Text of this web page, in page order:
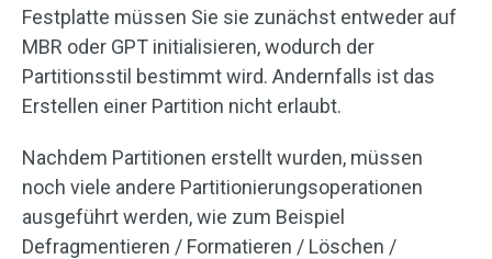
Festplatte müssen Sie sie zunächst entweder auf
MBR oder GPT initialisieren, wodurch der
Partitionsstil bestimmt wird. Andernfalls ist das
Erstellen einer Partition nicht erlaubt.
Nachdem Partitionen erstellt wurden, müssen
noch viele andere Partitionierungsoperationen
ausgeführt werden, wie zum Beispiel
Defragmentieren / Formatieren / Löschen /